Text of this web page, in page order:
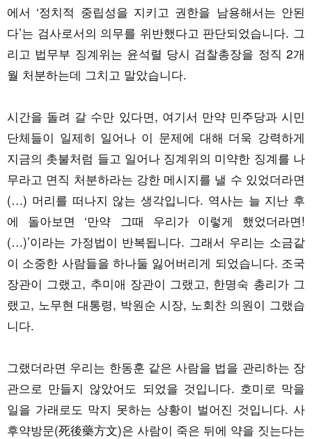
에서 ‘정치적 중립성을 지키고 권한을 남용해서는 안된
다’는 검사로서의 의무를 위반했다고 판단되었습니다. 그
리고 법무부 징계위는 윤석렬 당시 검찰총장을 정직 2개
월 처분하는데 그치고 말았습니다.
시간을 돌려 갈 수만 있다면, 여기서 만약 민주당과 시민
단체들이 일제히 일어나 이 문제에 대해 더욱 강력하게
지금의 촛불처럼 들고 일어나 징계위의 미약한 징계를 나
무라고 면직 처분하라는 강한 메시지를 낼 수 있었더라면
(…) 머리를 떠나지 않는 생각입니다. 역사는 늘 지난 후
에 돌아보면 ‘만약 그때 우리가 이렇게 했었더라면!
(…)’이라는 가정법이 반복됩니다. 그래서 우리는 소금같
이 소중한 사람들을 하나둘 잃어버리게 되었습니다. 조국
장관이 그랬고, 추미애 장관이 그랬고, 한명숙 총리가 그
랬고, 노무현 대통령, 박원순 시장, 노회찬 의원이 그랬습
니다.
그랬더라면 우리는 한동훈 같은 사람을 법을 관리하는 장
관으로 만들지 않았어도 되었을 것입니다. 호미로 막을
일을 가래로도 막지 못하는 상황이 벌어진 것입니다. 사
후약방문(死後藥方文)은 사람이 죽은 뒤에 약을 짓는다는